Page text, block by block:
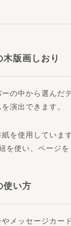
版画しおり
の中から選んだ
演出できます。
を使用していま
を使い、ページ
使い方
メッセージカ